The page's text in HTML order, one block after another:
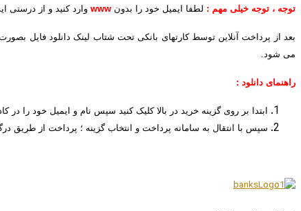
توجه ، توجه خیلی مهم : لطفا ایمیل خود را بدون www وارد کنید و از درستی
بعد از پرداخت آنلاین توسط کارتهای بانکی تحت شتاب لینک دانلود فایل
می شود.
راهنمای دانلود :
ابتدا بر روی گزینه خرید در بالا کلیک کنید سپس نام و ایمیل خود را در
سپس با انتقال به سامانه پرداخت و انتخاب گزینه ؛ پرداخت از طریق